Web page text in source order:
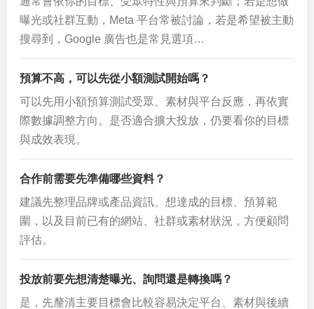
曝光或社群互動，Meta 平台常被討論，若是希望被主動
搜尋到，Google 廣告也是常見選項…
預算不高，可以先從小額測試開始嗎？
可以先用小額預算測試受眾、素材與平台反應，再依實
際數據調整方向。是否適合擴大投放，仍要看你的目標
與成效表現。
合作前需要先準備哪些資料？
建議先整理品牌或產品資訊、想達成的目標、預算範
圍，以及目前已有的網站、社群或素材狀況，方便顧問
評估。
投放前要先想清楚曝光、詢問還是轉換嗎？
是，先釐清主要目標會比較容易決定平台、素材與後續